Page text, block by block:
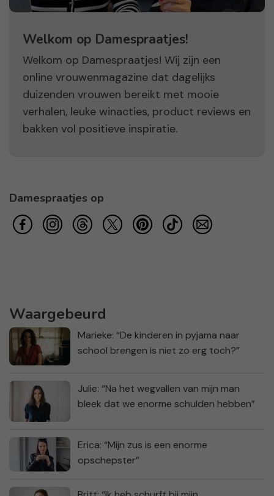
Welkom op Damespraatjes!
Welkom op Damespraatjes! Wij zijn een
online vrouwenmagazine dat dagelijks
duizenden vrouwen bereikt met mooie
verhalen, leuke winacties, product reviews en
bakken vol positieve inspiratie.
Damespraatjes op
Waargebeurd
Marieke: “De kinderen in pyjama naar
school brengen is niet zo erg toch?”
Julie: “Na het wegvallen van mijn man
bleek dat we enorme schulden hebben”
Erica: “Mijn zus is een enorme
opschepster”